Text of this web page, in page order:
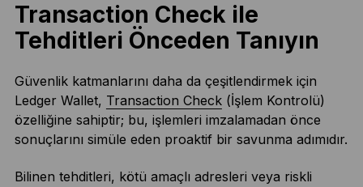
Transaction Check ile
Tehditleri Önceden Tanıyın
Güvenlik katmanlarını daha da çeşitlendirmek için
Ledger Wallet, Transaction Check(İşlem Kontrolü)
özelliğine sahiptir; bu, işlemleri imzalamadan önce
sonuçlarını simüle eden proaktif bir savunma adımıdır.
Bilinen tehditleri, kötü amaçlı adresleri veya riskli